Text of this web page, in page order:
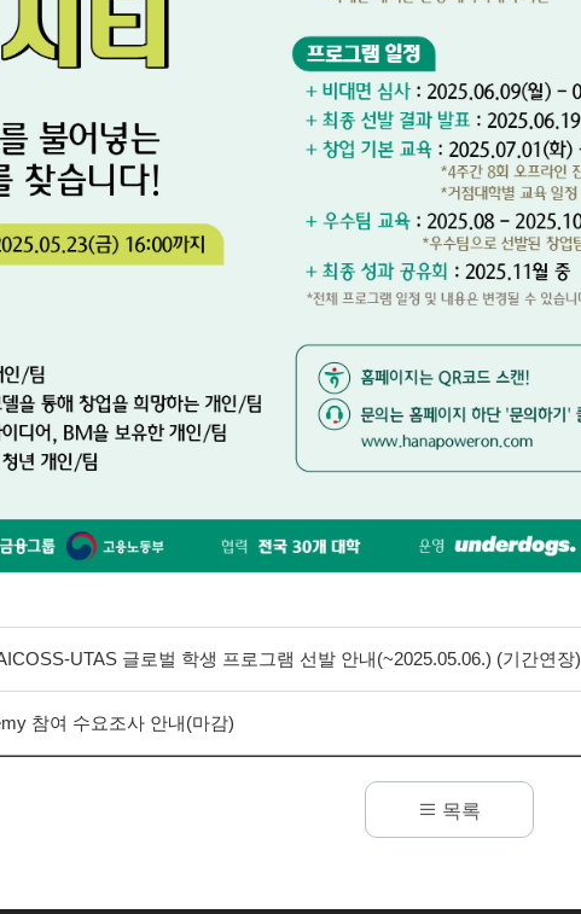
UTAS 글로벌 학생 프로그램 선발 안내(~2025.05.06.) (기간연장)
참여 수요조사 안내(마감)
목록